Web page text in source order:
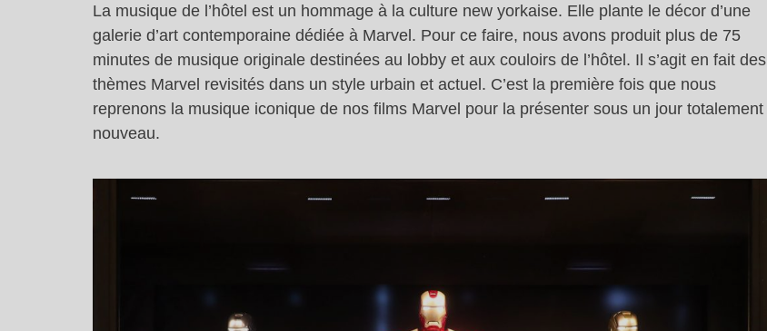
La musique de l’hôtel est un hommage à la culture new yorkaise. Elle plante le décor d’une
galerie d’art contemporaine dédiée à Marvel. Pour ce faire, nous avons produit plus de 75
minutes de musique originale destinées au lobby et aux couloirs de l’hôtel. Il s’agit en fait des
thèmes Marvel revisités dans un style urbain et actuel. C’est la première fois que nous
reprenons la musique iconique de nos films Marvel pour la présenter sous un jour totalement
nouveau.